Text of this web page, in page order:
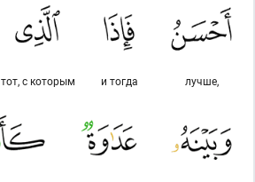
лучше,
и тогда
тот, с которым